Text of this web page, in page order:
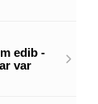
edib -
var